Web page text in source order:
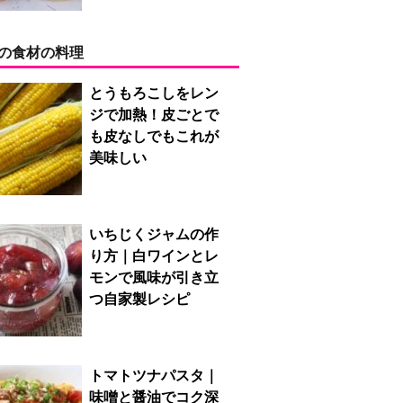
食材の料理
とうもろこしをレン
ジで加熱！皮ごとで
も皮なしでもこれが
美味しい
いちじくジャムの作
り方｜白ワインとレ
モンで風味が引き立
つ自家製レシピ
トマトツナパスタ｜
味噌と醤油でコク深